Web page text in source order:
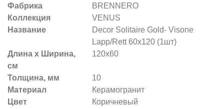
Фабрика
BRENNERO
Коллекция
VENUS
Название
Decor Solitaire Gold- Visone
Lapp/Rett 60x120 (1шт)
Длина х Ширина,
см
120x60
Толщина, мм
10
Материал
Керамогранит
Цвет
Коричневый